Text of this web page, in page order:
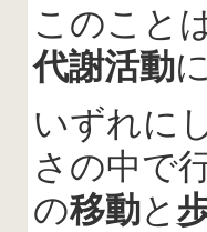
このこと
代謝活動に
いずれに
さの中で
の移動と